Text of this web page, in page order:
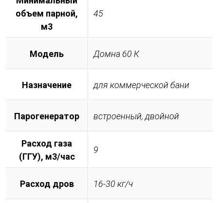
объем парной,
м3
45
Модель Домна 60 К
Назначение для коммерческой бани
Парогенератор встроенный, двойной
Расход газа
(ГГУ), м3/час
9
Расход дров 16-30 кг/ч